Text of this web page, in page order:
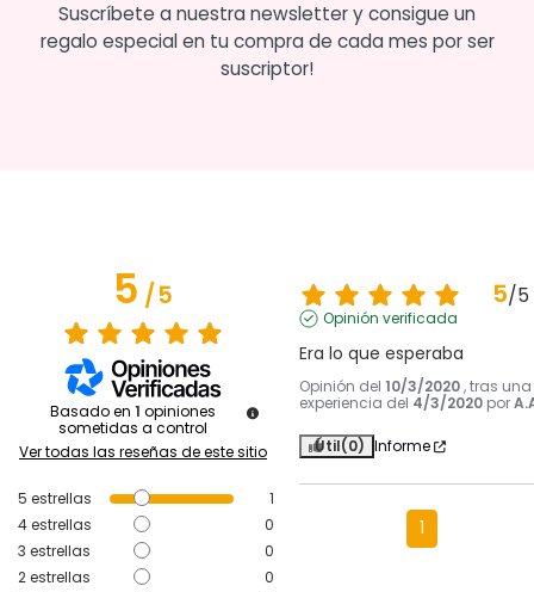
Suscríbete a nuestra newsletter y consigue un
regalo especial en tu compra de cada mes por ser
suscriptor!
5/5
Basado en 1 opiniones
sometidas a control
Ver todas las reseñas de este sitio
5 estrellas
1
4estrellas
0
3 estrellas
0
2estrellas
0
5/5
Opinión verificada
Era lo que esperaba
Opinión del 10/3/2020 , tras una
experiencia del 4/3/2020 por
Útil(0) Informe
1